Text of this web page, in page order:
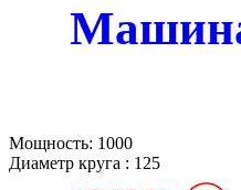
Мощность: 1000
Диаметр круга : 125